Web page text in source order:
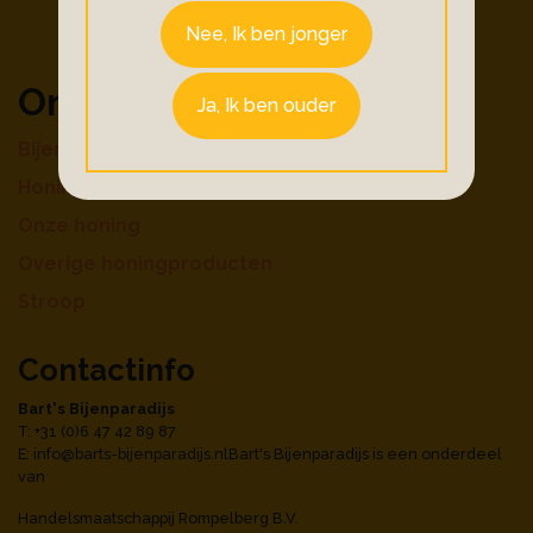
Ons aanbod
Honingdranken
Contactinfo
Bart's Bijenparadijs
T: +31 (0)6 47 42 89 87
E: info@barts-bijenparadijs.nlBart's Bijenparadijs is een onderdeel
van
Handelsmaatschappij Rompelberg B.V.
Nee, Ik ben jonger
Ja, Ik ben ouder